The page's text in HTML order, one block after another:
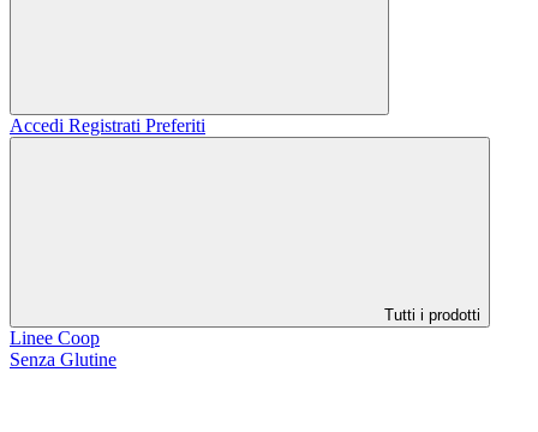
Accedi Registrati Preferiti
Tutti i prodotti
Linee Coop
Senza Glutine